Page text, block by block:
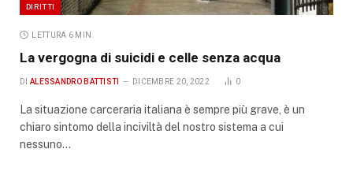
DIRITTI
LETTURA 6 MIN.
La vergogna di suicidi e celle senza acqua
DI ALESSANDRO BATTISTI DICEMBRE 20, 2022 0
La situazione carceraria italiana è sempre più grave, è un
chiaro sintomo della inciviltà del nostro sistema a cui
nessuno…